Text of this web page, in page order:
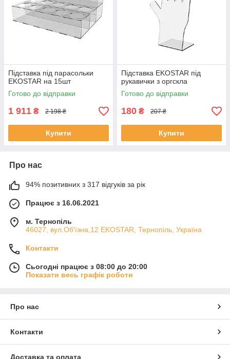
Підставка під парасольки
EKOSTAR на 15шт
Готово до відправки
1 911 ₴ 2 198 ₴
Купити
Підставка EKOSTAR під
рукавички з оргскла
Готово до відправки
180 ₴ 207 ₴
Купити
Про нас
94% позитивних з 317 відгуків за рік
Працює з 16.06.2021
м. Тернопіль
46027, вул.Об'їзна,12 EKOSTAR, Тернопіль, Україна
Контакти
Сьогодні працює з 08:00 до 20:00
Показати весь графік роботи
Про нас
Контакти
Доставка та оплата